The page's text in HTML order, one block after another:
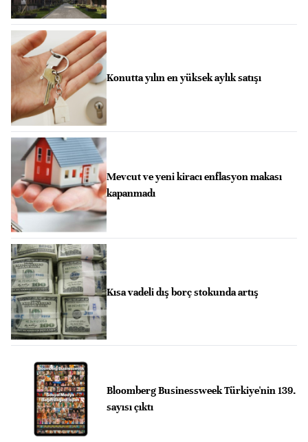
Konutta yılın en yüksek aylık satışı
Mevcut ve yeni kiracı enflasyon makası
kapanmadı
Kısa vadeli dış borç stokunda artış
Bloomberg Businessweek Türkiye'nin 139.
sayısı çıktı